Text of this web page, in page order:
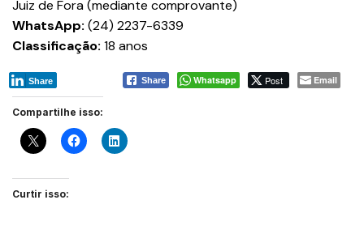
Juiz de Fora (mediante comprovante)
WhatsApp: (24) 2237-6339
Classificação: 18 anos
Share Whatsapp Post Email
Share
Compartilhe isso:
Curtir isso: